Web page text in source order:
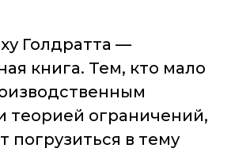
Голдратта —
книга. Тем, кто мало
теорией ограничений,
погрузиться в тему